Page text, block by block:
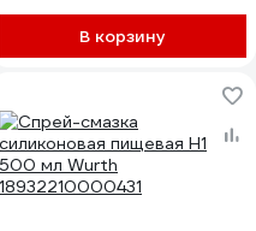
В корзину